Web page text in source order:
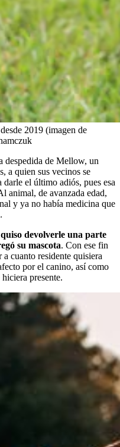
2019 (imagen de
despedida de Mellow, un
a quien sus vecinos se
el último adiós, pues esa
animal, de avanzada edad,
y ya no había medicina que
devolverle una parte
su mascota. Con ese fin
cuanto residente quisiera
por el canino, así como
presente.